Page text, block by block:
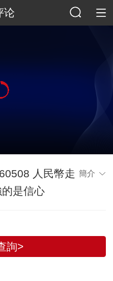
论
人民幣走
是信心
簡介
詢>